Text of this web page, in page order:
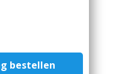
bestellen